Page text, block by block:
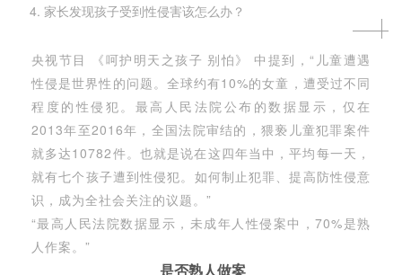
4. 家长发现孩子受到性侵害该怎么办？
央视节目 《呵护明天之孩子 别怕》 中提到，“儿童遭遇
性侵是世界性的问题。全球约有10%的女童，遭受过不同
程度的性侵犯。最高人民法院公布的数据显示，仅在
2013年至2016年，全国法院审结的，猥亵儿童犯罪案件
就多达10782件。也就是说在这四年当中，平均每一天，
就有七个孩子遭到性侵犯。如何制止犯罪、提高防性侵意
识，成为全社会关注的议题。”
“最高人民法院数据显示，未成年人性侵案中，70%是熟
人作案。”
是否熟人做案